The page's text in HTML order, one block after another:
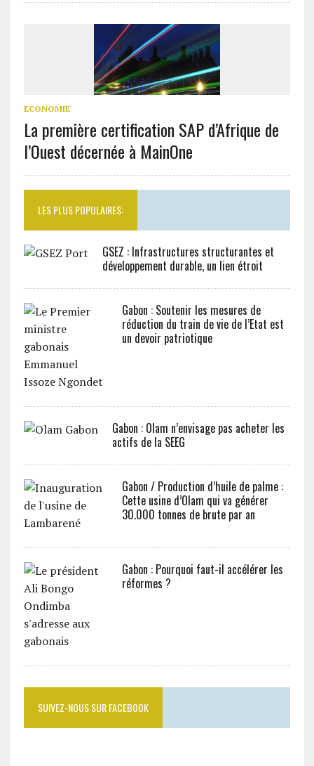
ECONOMIE
La première certification SAP d’Afrique de
l’Ouest décernée à MainOne
LES PLUS POPULAIRES:
GSEZ : Infrastructures structurantes et
développement durable, un lien étroit
Gabon : Soutenir les mesures de
réduction du train de vie de l’Etat est
un devoir patriotique
Gabon : Olam n’envisage pas acheter les
actifs de la SEEG
Gabon / Production d’huile de palme :
Cette usine d’Olam qui va générer
30.000 tonnes de brute par an
Gabon : Pourquoi faut-il accélérer les
réformes ?
SUIVEZ-NOUS SUR FACEBOOK